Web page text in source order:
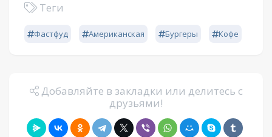
Теги
Фастфуд Американская Бургеры Кофе
Добавляйте в закладки или делитесь с
друзьями!